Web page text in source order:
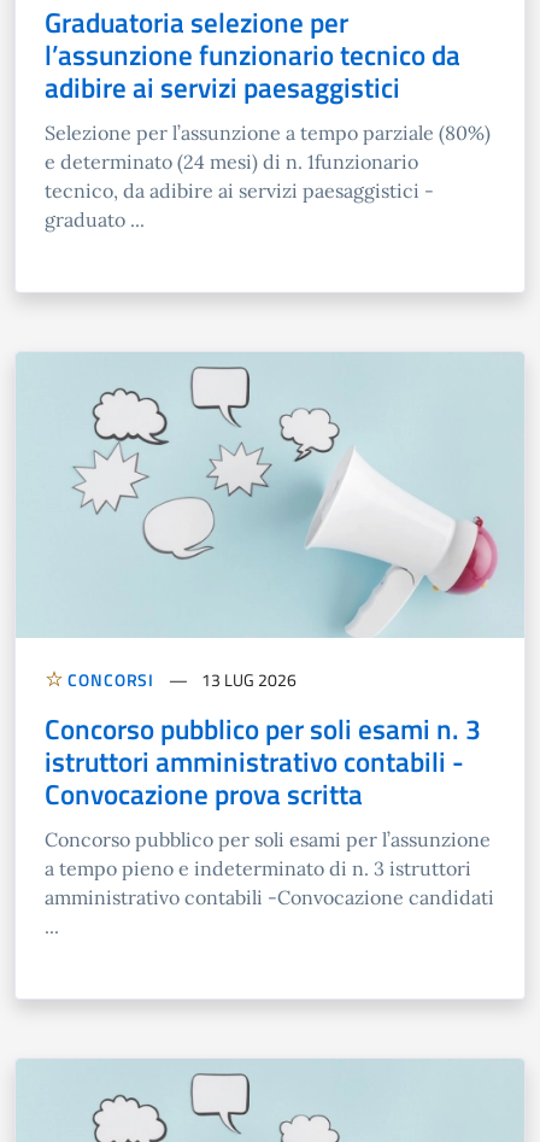
Graduatoria selezione per
l’assunzione funzionario tecnico da
adibire ai servizi paesaggistici
Selezione per l’assunzione a tempo parziale (80%)
e determinato (24 mesi) di n. 1funzionario
tecnico, da adibire ai servizi paesaggistici -
graduato ...
CONCORSI 13 LUG 2026
Concorso pubblico per soli esami n. 3
istruttori amministrativo contabili -
Convocazione prova scritta
Concorso pubblico per soli esami per l’assunzione
a tempo pieno e indeterminato di n. 3 istruttori
amministrativo contabili -Convocazione candidati
...